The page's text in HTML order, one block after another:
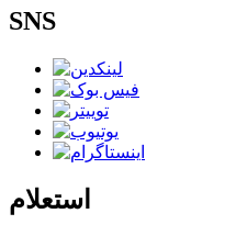
SNS
استعلام